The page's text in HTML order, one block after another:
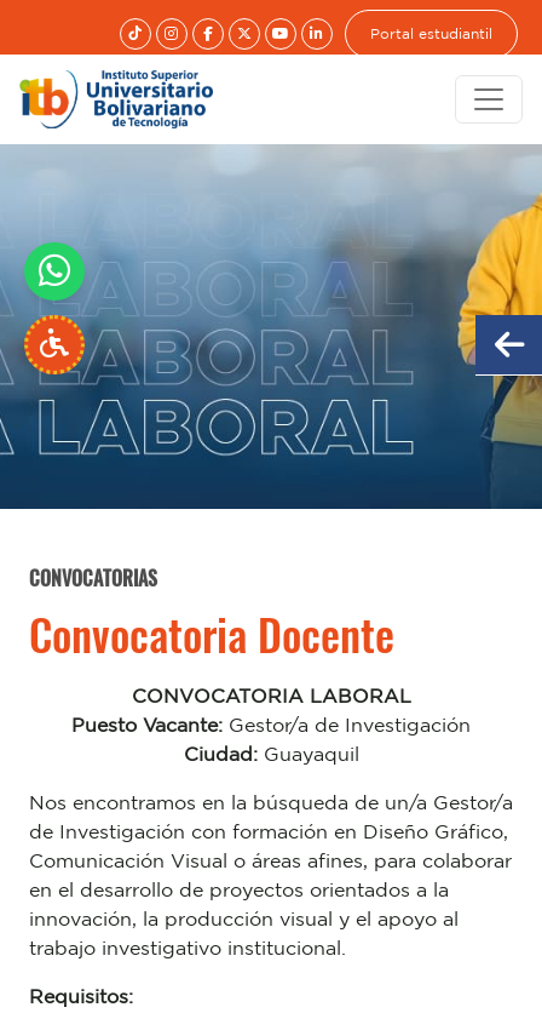
Portal estudiantil
CONVOCATORIAS
Convocatoria Docente
CONVOCATORIA LABORAL
Puesto Vacante: Gestor/a de Investigación
Ciudad:Guayaquil
Nos encontramos en la búsqueda de un/a Gestor/a
de Investigación con formación en Diseño Gráfico,
Comunicación Visual o áreas afines, para colaborar
en el desarrollo de proyectos orientados a la
innovación, la producción visual y el apoyo al
trabajo investigativo institucional.
Requisitos: